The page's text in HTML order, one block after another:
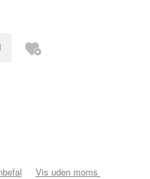
Vis uden moms